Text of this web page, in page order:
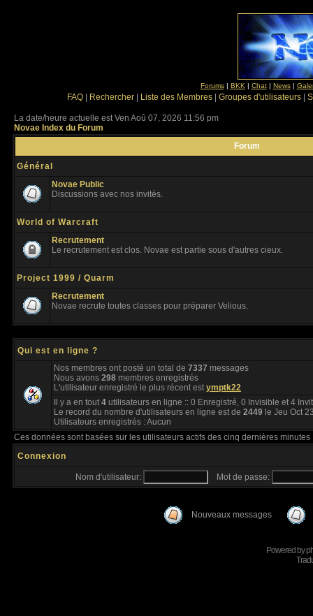
Forums| BKK | Chat| News|
FAQ Rechercher Liste des Membres Groupes d'utilisateurs
La date/heure actuelle est Ven Aoû 07, 2026 11:56 pm
Novae Index du Forum
Forum
Général
Novae Public
Discussions avec nos invités.
World of Warcraft
Recrutement
Le recrutement est clos. Novae est partie sous d'autres cieux.
Project 1999 / Quarm
Recrutement
Novae recrute toutes classes pour préparer Velious.
Qui est en ligne ?
Nos membres ont posté un total de 7337 messages
Nous avons 298 membres enregistrés
L'utilisateur enregistré le plus récent estymptk22
Il y a en tout4 utilisateurs en ligne :: 0 Enregistré, 0 Invisible et 4
Le record du nombre d'utilisateurs en ligne est de 2449 le Jeu Oct
Utilisateurs enregistrés : Aucun
Ces données sont basées sur les utilisateurs actifs des cinq dernières minutes
Connexion
Nom d'utilisateur: Mot de passe:
Nouveaux messages
Powered by